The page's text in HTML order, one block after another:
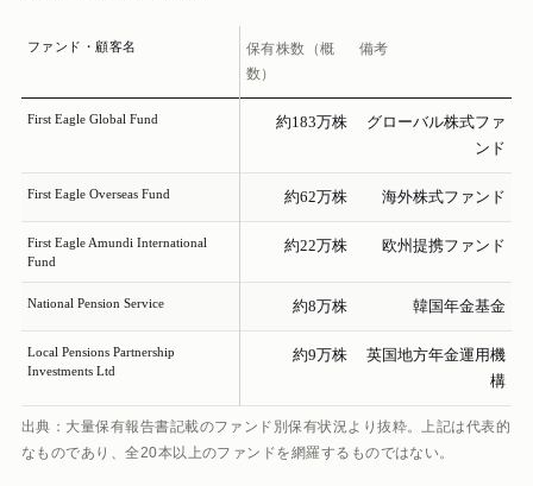
ファンド・顧客名
保有株数（概
数）
備考
First Eagle Global Fund 約183万株
グローバル株式ファ
ンド
First Eagle Overseas Fund 約62万株 海外株式ファンド
First Eagle Amundi International
Fund
約22万株 欧州提携ファンド
National Pension Service 約8万株 韓国年金基金
Local Pensions Partnership
Investments Ltd
約9万株
英国地方年金運用機
構
出典：大量保有報告書記載のファンド別保有状況より抜粋。上記は代表的
なものであり、全20本以上のファンドを網羅するものではない。